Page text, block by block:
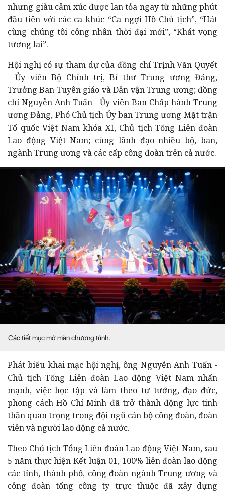
nhưng giàu cảm xúc được lan tỏa ngay từ những phút
đầu tiên với các ca khúc “Ca ngợi Hồ Chủ tịch”, “Hát
cùng chúng tôi công nhân thời đại mới”, “Khát vọng
tương lai”.
Hội nghị có sự tham dự của đồng chí Trịnh Văn Quyết
- Ủy viên Bộ Chính trị, Bí thư Trung ương Đảng,
Trưởng Ban Tuyên giáo và Dân vận Trung ương; đồng
chí Nguyễn Anh Tuấn - Ủy viên Ban Chấp hành Trung
ương Đảng, Phó Chủ tịch Ủy ban Trung ương Mặt trận
Tổ quốc Việt Nam khóa XI, Chủ tịch Tổng Liên đoàn
Lao động Việt Nam; cùng lãnh đạo nhiều bộ, ban,
ngành Trung ương và các cấp công đoàn trên cả nước.
Các tiết mục mở màn chương trình.
Phát biểu khai mạc hội nghị, ông Nguyễn Anh Tuấn -
Chủ tịch Tổng Liên đoàn Lao động Việt Nam nhấn
mạnh, việc học tập và làm theo tư tưởng, đạo đức,
phong cách Hồ Chí Minh đã trở thành động lực tinh
thần quan trọng trong đội ngũ cán bộ công đoàn, đoàn
viên và người lao động cả nước.
Theo Chủ tịch Tổng Liên đoàn Lao động Việt Nam, sau
5 năm thực hiện Kết luận 01, 100% liên đoàn lao động
các tỉnh, thành phố, công đoàn ngành Trung ương và
công đoàn tổng công ty trực thuộc đã xây dựng